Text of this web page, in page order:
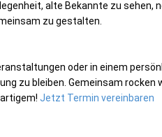
alte Bekannte zu sehen,
zu gestalten.
oder in einem
zu bleiben. Gemeinsam rocken
Jetzt Termin vereinbaren